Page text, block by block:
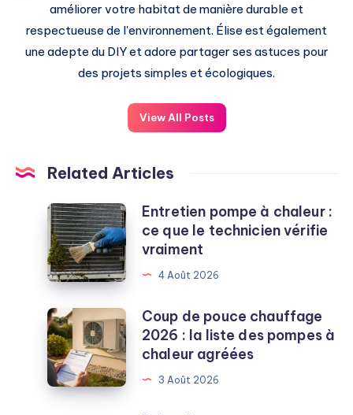
améliorer votre habitat de manière durable et
respectueuse de l'environnement. Élise est également
une adepte du DIY et adore partager ses astuces pour
des projets simples et écologiques.
View All Posts
Related Articles
Entretien
pompe
à
chaleur
ce
que
le
technicien
vérifie
Entretien pompe à chaleur :
ce que le technicien vérifie
vraiment
4 Août 2026
Coup
de
pouce
chauffage
2026
Coup de pouce chauffage
2026 : la liste des pompes à
chaleur agréées
3 Août 2026